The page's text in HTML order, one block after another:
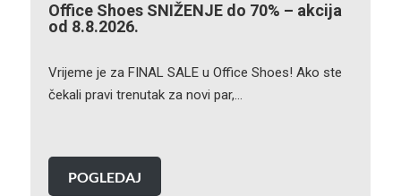
Office Shoes SNIŽENJE do 70% – akcija
od 8.8.2026.
Vrijeme je za FINAL SALE u Office Shoes! Ako ste
čekali pravi trenutak za novi par,…
POGLEDAJ